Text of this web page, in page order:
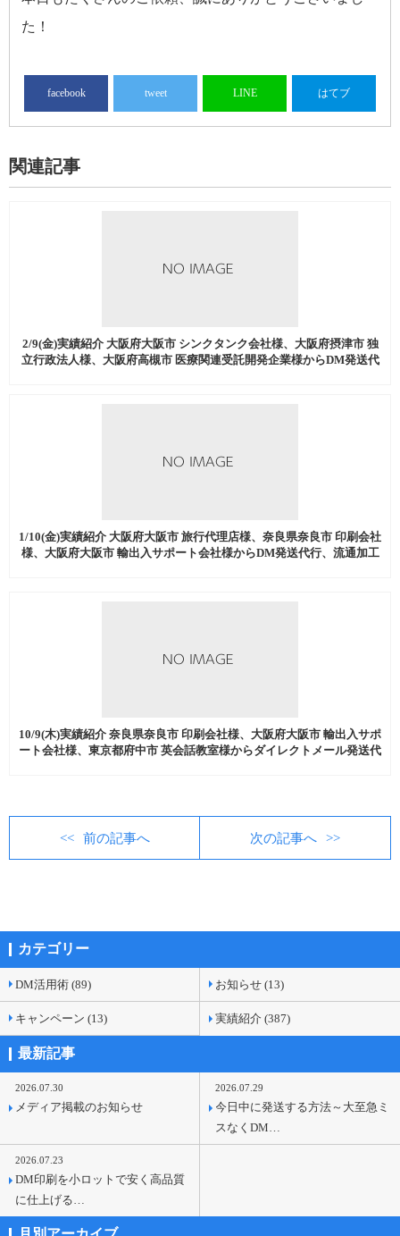
た！
facebook tweet LINE はてブ
関連記事
2/9(金)実績紹介 大阪府大阪市 シンクタンク会社様、大阪府摂津市 独
立行政法人様、大阪府高槻市 医療関連受託開発企業様からDM発送代
1/10(金)実績紹介 大阪府大阪市 旅行代理店様、奈良県奈良市 印刷会社
様、大阪府大阪市 輸出入サポート会社様からDM発送代行、流通加工
10/9(木)実績紹介 奈良県奈良市 印刷会社様、大阪府大阪市 輸出入サポ
ート会社様、東京都府中市 英会話教室様からダイレクトメール発送代
前の記事へ 次の記事へ
カテゴリー
DM活用術 (89) お知らせ (13)
キャンペーン (13) 実績紹介 (387)
最新記事
2026.07.30
メディア掲載のお知らせ
2026.07.29
今日中に発送する方法～大至急ミ
スなくDM…
2026.07.23
DM印刷を小ロットで安く高品質
に仕上げる…